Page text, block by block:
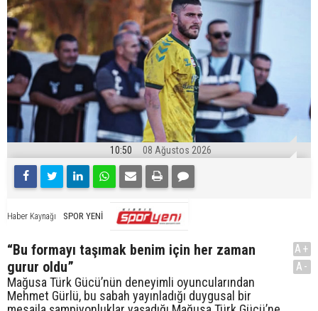
10:50 08 Ağustos 2026
Haber Kaynağı SPOR YENİ
“Bu formayı taşımak benim için her zaman
gurur oldu”
Mağusa Türk Gücü’nün deneyimli oyuncularından
Mehmet Gürlü, bu sabah yayınladığı duygusal bir
A+
A-